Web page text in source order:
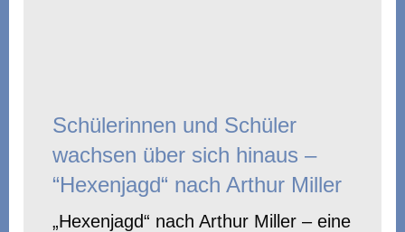
Schülerinnen und Schüler
wachsen über sich hinaus –
“Hexenjagd“ nach Arthur Miller
„Hexenjagd“ nach Arthur Miller – eine